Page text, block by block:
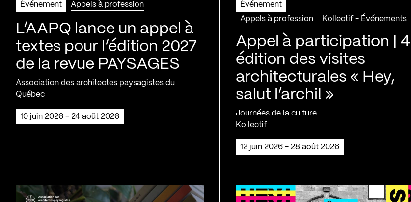
Événement Appels à profession
L’AAPQ lance un appel à
textes pour l’édition 2027
de la revue PAYSAGES
Association des architectes paysagistes du
Québec
10 juin 2026 - 24 août 2026
Événement
Appels à profession
Kollectif - Événements
Appel à participation |
édition des visites
architecturales « Hey,
salut l’archi! »
Journées de la culture
Kollectif
12 juin 2026 - 28 août 2026